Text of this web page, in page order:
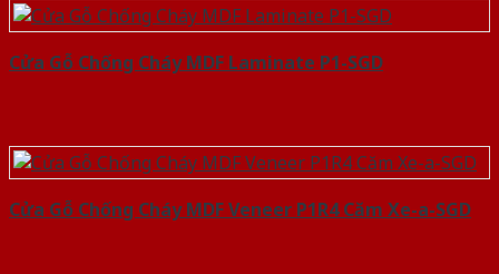
Cửa Gỗ Chống Cháy MDF Laminate P1-SGD
Cửa Gỗ Chống Cháy MDF Veneer P1R4 Căm Xe-a-SGD